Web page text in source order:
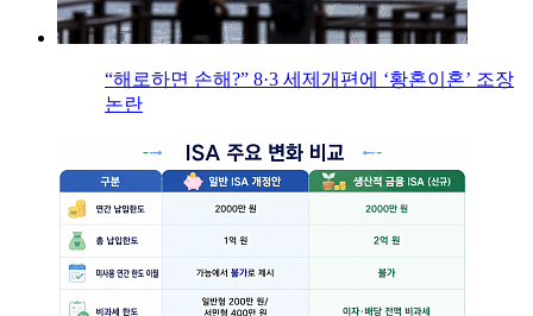
“해로하면 손해?” 8·3 세제개편에 ‘황혼이혼’ 조장
논란